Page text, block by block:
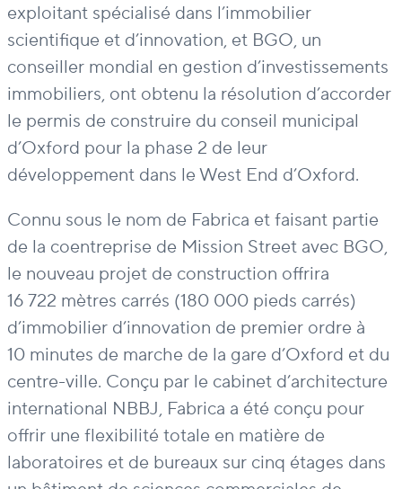
exploitant spécialisé dans l’immobilier
scientifique et d’innovation, et BGO, un
conseiller mondial en gestion d’investissements
immobiliers, ont obtenu la résolution d’accorder
le permis de construire du conseil municipal
d’Oxford pour la phase 2 de leur
développement dans le West End d’Oxford.
Connu sous le nom de Fabrica et faisant partie
de la coentreprise de Mission Street avec BGO,
le nouveau projet de construction offrira
16 722 mètres carrés (180 000 pieds carrés)
d’immobilier d’innovation de premier ordre à
10 minutes de marche de la gare d’Oxford et du
centre-ville. Conçu par le cabinet d’architecture
international NBBJ, Fabrica a été conçu pour
offrir une flexibilité totale en matière de
laboratoires et de bureaux sur cinq étages dans